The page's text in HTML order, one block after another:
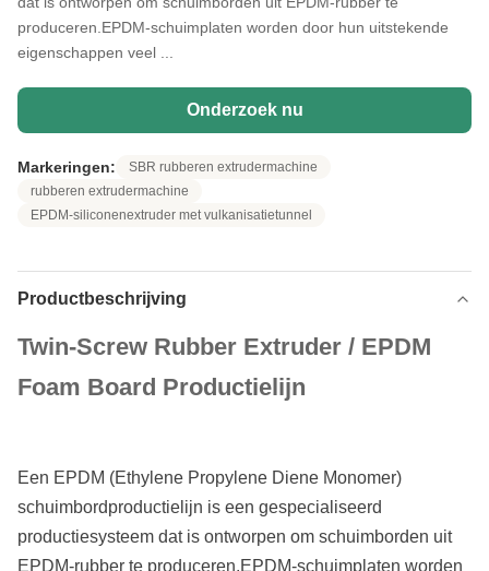
produceren.EPDM-schuimplaten worden door hun uitstekende
eigenschappen veel ...
Onderzoek nu
Markeringen:
SBR rubberen extrudermachine
rubberen extrudermachine
EPDM-siliconenextruder met vulkanisatietunnel
Productbeschrijving
Twin-Screw Rubber Extruder / EPDM
Foam Board Productielijn
Een EPDM (Ethylene Propylene Diene Monomer)
schuimbordproductielijn is een gespecialiseerd
productiesysteem dat is ontworpen om schuimborden uit
EPDM-rubber te produceren.EPDM-schuimplaten worden